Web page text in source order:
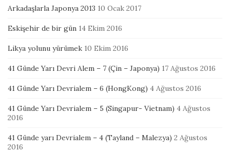
Arkadaşlarla Japonya 2013 10 Ocak 2017
Eskişehir de bir gün 14 Ekim 2016
Likya yolunu yürümek 10 Ekim 2016
41 Günde Yarı Devri Alem – 7 (Çin – Japonya) 17 Ağustos 2016
41 Günde Yarı Devrialem – 6 (HongKong) 4 Ağustos 2016
41 Günde Yarı Devrialem – 5 (Singapur- Vietnam) 4 Ağustos
2016
41 Günde yarı Devrialem – 4 (Tayland – Malezya) 2 Ağustos
2016